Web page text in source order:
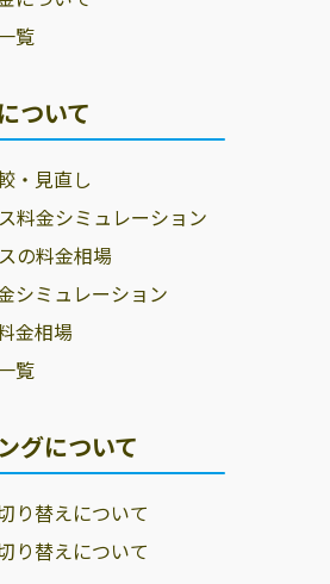
覧
ついて
・見直し
料金シミュレーション
の料金相場
シミュレーション
金相場
覧
グについて
り替えについて
り替えについて